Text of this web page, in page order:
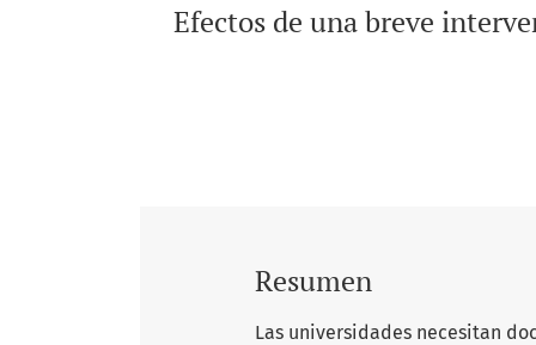
Efectos de una breve
Resumen
Las universidades necesitan